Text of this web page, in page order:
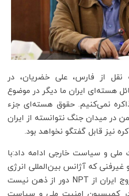
نقل از فارس، علی خضریان، در
هسته‌ای ایران ما دیگر در موضوع
نمی‌کنیم. حقوق هسته‌ای جزء
در میدان جنگ نتوانسته از ایران
نیز قابل گفتگو نخواهد بود.
و سیاست خارجی ادامه داد:با
که آژانس بین‌المللی انرژی
اتمی انجام داده است، خروج ایران از NPT دور از ذهن نیست